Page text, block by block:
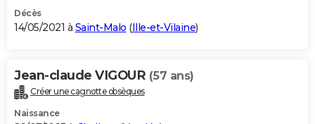
Décès
14/05/2021 à Saint-Malo (Ille-et-Vilaine)
Jean-claude VIGOUR (57 ans)
Créer une cagnotte obsèques
Naissance